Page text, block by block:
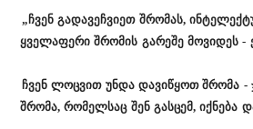
„ჩვენ გადავეჩვიეთ შრომას,
ყველაფერი შრომის გარეშე მოვიდეს -
ჩვენ ლოცვით უნდა დავიწყოთ შრომა
შრომა, რომელსაც შენ გასცემ,